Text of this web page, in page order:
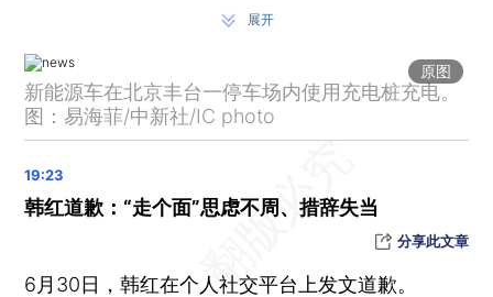
王毅将访问丹麦、瑞典、芬兰、挪威
外交部：中欧是伙伴而不是对手 中欧经贸合作的本质是互利共赢
寒武纪成科创板首只万亿市值个股
网红李雨禅，被拘留
中方代表痛斥以军暴行：停火协议尚未带来真正的和平，以色列持续轰炸袭击加沙，平均每天都有1名儿童遇害
公共航空运输旅客服务质量国家标准7月1日起实施
展开
原图
新能源车在北京丰台一停车场内使用充电桩充电。
图：易海菲/中新社/IC photo
韩红道歉：“走个面”思虑不周、措辞失当
分享此文章
6月30日，韩红在个人社交平台上发文道歉。